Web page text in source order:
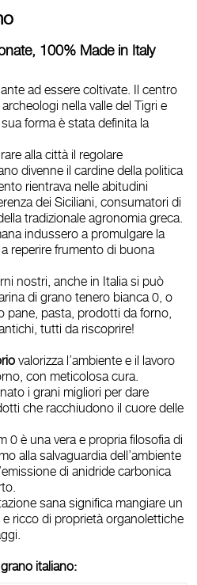
100% Made in Italy
ad essere coltivate. Il centro
archeologi nella valle del Tigri e
forma è stata definita la
alla città il regolare
divenne il cardine della politica
rientrava nelle abitudini
dei Siciliani, consumatori di
tradizionale agronomia greca.
indussero a promulgare la
reperire frumento di buona
nostri, anche in Italia si può
di grano tenero bianca 0, o
pane, pasta, prodotti da forno,
tutti da riscoprire!
valorizza l’ambiente e il lavoro
con meticolosa cura.
i grani migliori per dare
che racchiudono il cuore delle
0 è una vera e propria filosofia di
alla salvaguardia dell’ambiente
di anidride carbonica
sana significa mangiare un
ricco di proprietà organolettiche
italiano: